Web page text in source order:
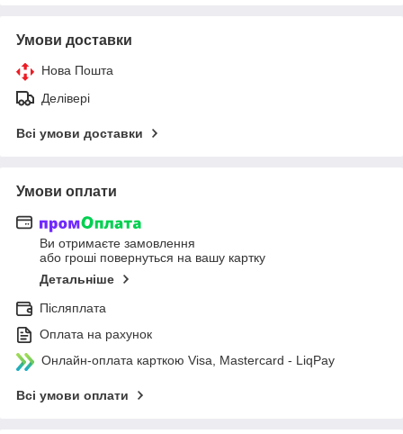
Умови доставки
Нова Пошта
Делівері
Всі умови доставки
Умови оплати
Ви отримаєте замовлення
або гроші повернуться на вашу картку
Детальніше
Післяплата
Оплата на рахунок
Онлайн-оплата карткою Visa, Mastercard - LiqPay
Всі умови оплати